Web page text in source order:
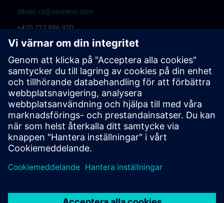
sitrain.cz@siemens.com
+420 727 896 920